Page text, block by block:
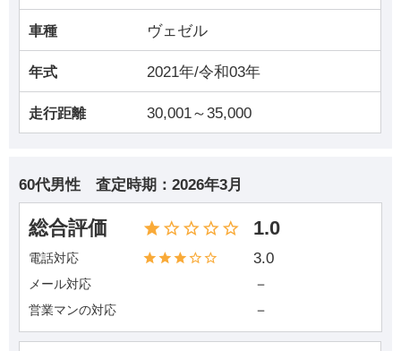
車種 ヴェゼル
年式 2021年/令和03年
走行距離 30,001～35,000
60代男性 査定時期： 2026年3月
総合評価 1.0
電話対応 3.0
メール対応 －
営業マンの対応 －